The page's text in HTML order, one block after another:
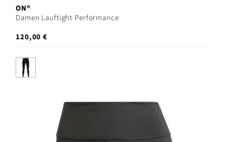
ON®
Damen Lauftight Performance
120,00 €